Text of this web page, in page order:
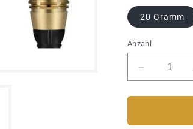
20 Gramm
Anzahl
Verringere
die
Menge
Softdart